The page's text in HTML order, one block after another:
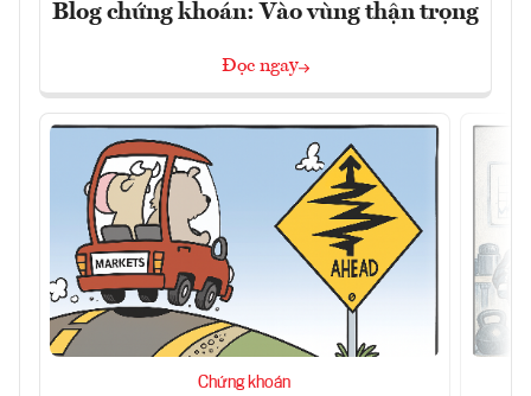
Blog chứng khoán: Vào vùng thận trọng
Đọc ngay
Chứng khoán